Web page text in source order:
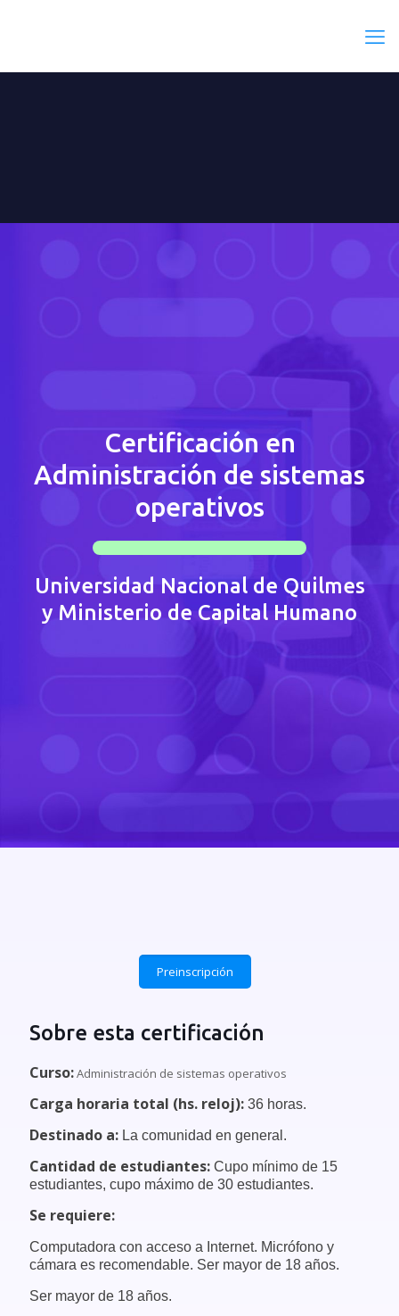
Certificación en
Administración de sistemas
operativos
Universidad Nacional de Quilmes
y Ministerio de Capital Humano
Preinscripción
Sobre esta certificación
Curso:Administración de sistemas operativos
Carga horaria total (hs. reloj): 36 horas.
Destinado a: La comunidad en general.
Cantidad de estudiantes: Cupo mínimo de 15
estudiantes, cupo máximo de 30 estudiantes.
Se requiere:
Computadora con acceso a Internet. Micrófono y
cámara es recomendable. Ser mayor de 18 años.
Ser mayor de 18 años.